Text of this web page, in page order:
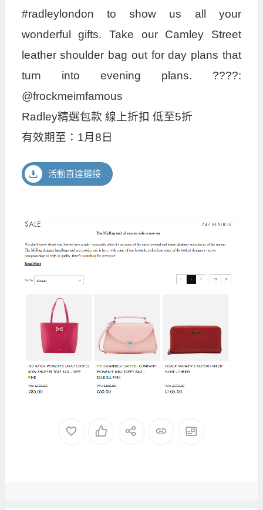
#radleylondon to show us all your
wonderful gifts. Take our Camley Street
leather shoulder bag out for day plans that
turn into evening plans. ????:
@frockmeimfamous
Radley精選包款 線上折扣 低至5折
有效期至：1月8日
活動直達鏈接